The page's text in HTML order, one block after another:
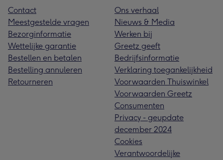
Contact
Meestgestelde vragen
Bezorginformatie
Wettelijke garantie
Bestellen en betalen
Bestelling annuleren
Retourneren
Ons verhaal
Nieuws & Media
Werken bij
Greetz geeft
Bedrijfsinformatie
Verklaring toegankelijkheid
Voorwaarden Thuiswinkel
Voorwaarden Greetz
Consumenten
Privacy - geupdate
december 2024
Cookies
Verantwoordelijke